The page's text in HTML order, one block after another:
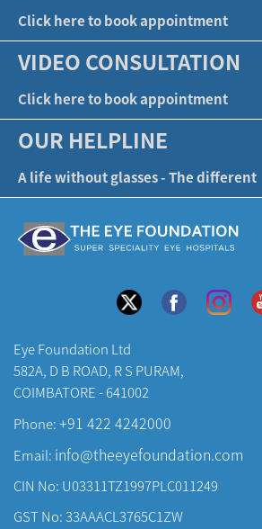
Click here to book appointment
VIDEO CONSULTATION
Click here to book appointment
OUR HELPLINE
A life without glasses - The different
Eye Foundation Ltd
582A, D B ROAD, R S PURAM,
COIMBATORE - 641002
Phone:+91 422 4242000
Email: info@theeyefoundation.com
CIN No: U03311TZ1997PLC011249
GST No: 33AAACL3765C1ZW